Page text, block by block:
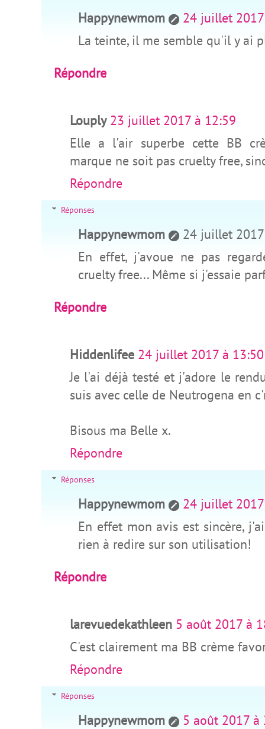
Happynewmom
24 juillet
La teinte, il me semble qu'il y ai
Répondre
Louply 23 juillet 2017 à 12:59
Elle a l'air superbe cette BB
marque ne soit pas cruelty free,
Répondre
Réponses
Happynewmom
24 juillet
En effet, j'avoue ne pas
cruelty free... Même si j'essaie
Répondre
Hiddenlifee 24 juillet 2017 à 13:50
Je l'ai déjà testé et j'adore le
suis avec celle de Neutrogena en
Bisous ma Belle x.
Répondre
Réponses
Happynewmom
24 juillet
En effet mon avis est sincère,
rien à redire sur son utilisation!
Répondre
larevuedekathleen 5 août 2017 à
C'est clairement ma BB crème
Répondre
Réponses
Happynewmom
5 août 2017 à